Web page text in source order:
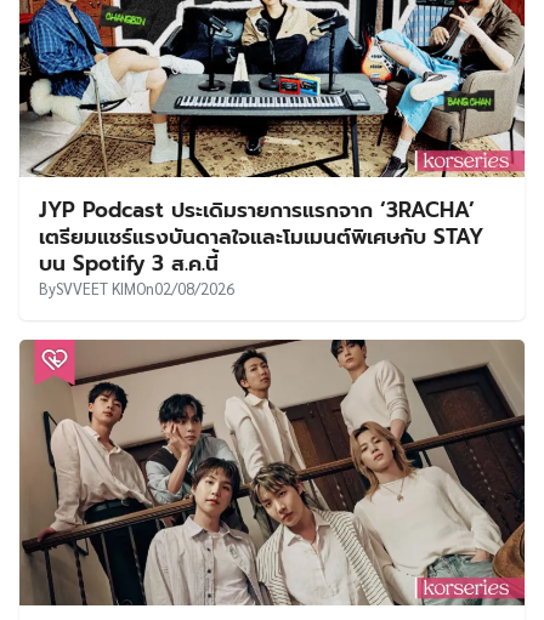
JYP Podcast ประเดิมรายการแรกจาก ‘3RACHA’
เตรียมแชร์แรงบันดาลใจและโมเมนต์พิเศษกับ STAY
บน Spotify 3 ส.ค.นี้
BySVVEET KIMOn02/08/2026